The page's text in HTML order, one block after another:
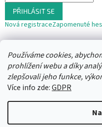
Používáme cookies,
prohlížení webu a díky
zlepšovali jeho funkce,
Více info zde:GDPR
PŘIHLÁSIT SE
Nová registraceZapomenuté